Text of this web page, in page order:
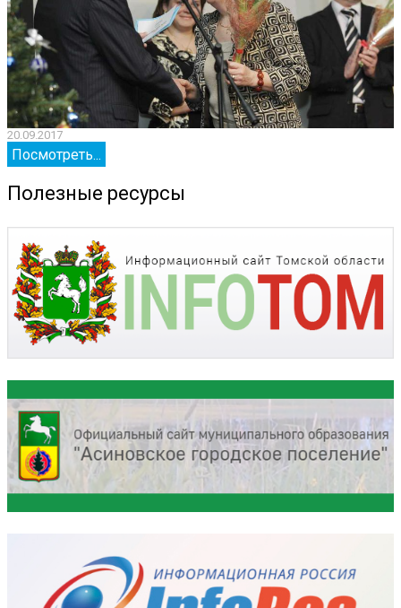
20.09.2017
Посмотреть...
Полезные ресурсы